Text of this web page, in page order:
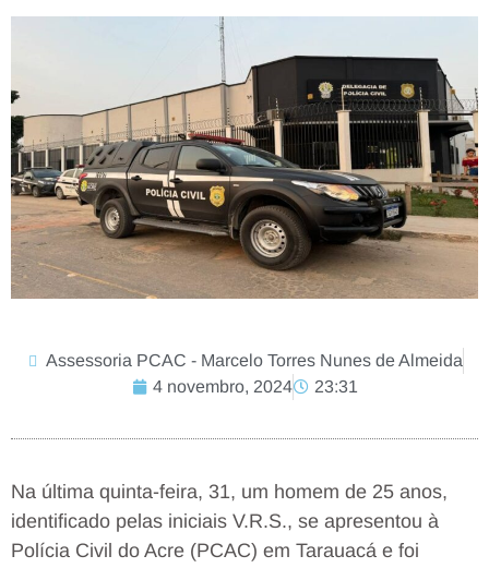
Assessoria PCAC - Marcelo Torres Nunes de Almeida
4 novembro, 2024
23:31
Na última quinta-feira, 31, um homem de 25 anos,
identificado pelas iniciais V.R.S., se apresentou à
Polícia Civil do Acre (PCAC) em Tarauacá e foi